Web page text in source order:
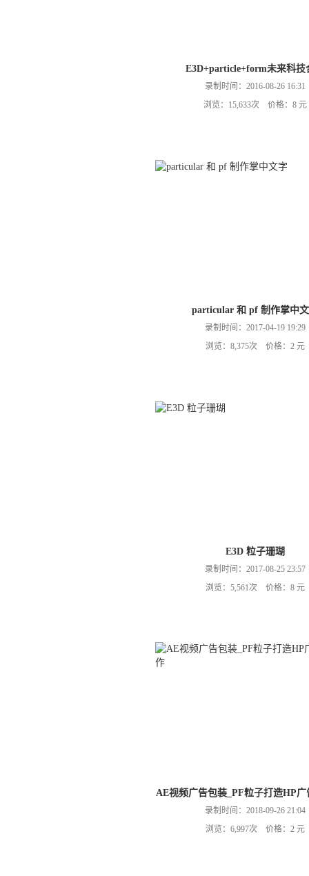
E3D+particle+form未来科技
录制时间：2016-08-26 16:31
浏览：15,633次 价格：8 元
particular 和 pf 制作掌中
录制时间：2017-04-19 19:29
浏览：8,375次 价格：2 元
E3D 粒子珊瑚
录制时间：2017-08-25 23:57
浏览：5,561次 价格：8 元
AE视频广告包装_PF粒子打造HP广
录制时间：2018-09-26 21:04
浏览：6,997次 价格：2 元